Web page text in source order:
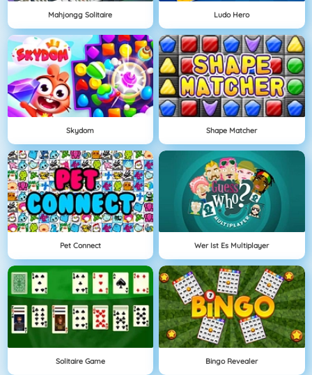
Mahjongg Solitaire Ludo Hero
Skydom Shape Matcher
Pet Connect Wer Ist Es Multiplayer
Solitaire Game Bingo Revealer